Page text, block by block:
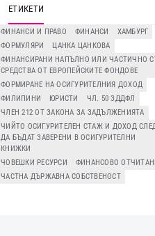
ЕТИКЕТИ
ФИНАНСИ И ПРАВО ФИНАНСИ
ХАМБУРГ
ФОРМУЛЯРИ
ЦАНКА ЦАНКОВА
ФИНАНСИРАНИ НАПЪЛНО ИЛИ ЧАСТИЧНО
СРЕДСТВА ОТ ЕВРОПЕЙСКИТЕ ФОНДОВЕ
ФОРМИРАНЕ НА ОСИГУРИТЕЛНИЯ ДОХОД
ФИЛИПИНИ
ЮРИСТИ
ЧЛ. 50 ЗДДФЛ
ЧЛЕН 212 ОТ ЗАКОНА ЗА ЗАДЪЛЖЕНИЯТА
ЧИЙТО ОСИГУРИТЕЛЕН СТАЖ И ДОХОД
ДА БЪДАТ ЗАВЕРЕНИ В ОСИГУРИТЕЛНИ
КНИЖКИ
ЧОВЕШКИ РЕСУРСИ
ФИНАНСОВО
ЧАСТНА ДЪРЖАВНА СОБСТВЕНОСТ